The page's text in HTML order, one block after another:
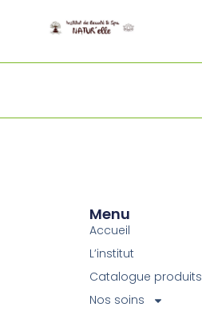
Menu
Accueil
L’institut
Catalogue produits
Nos soins